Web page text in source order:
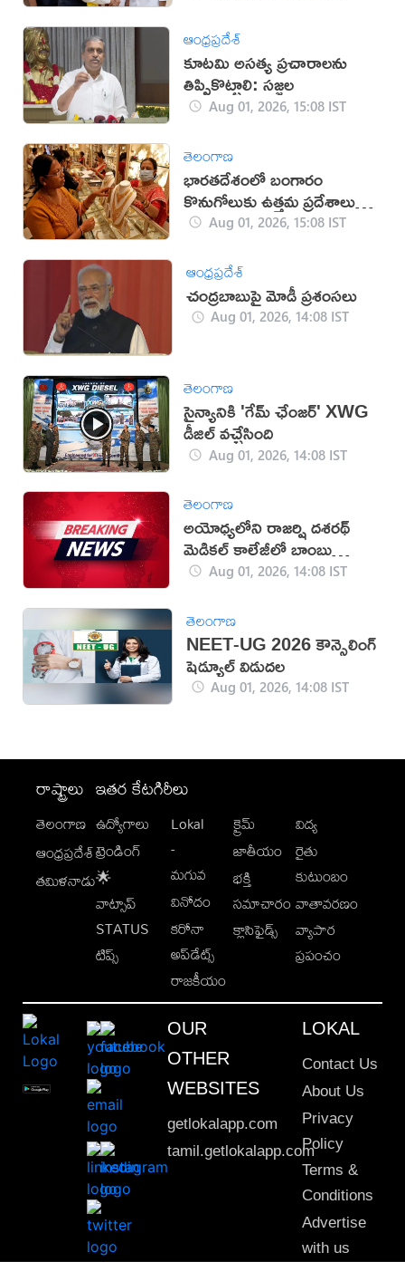
ఆంధ్రప్రదేశ్
కూటమి అసత్య ప్రచారాలను
తిప్పికొట్టాలి: సజ్జల
Aug 01, 2026, 15:08 IST
తెలంగాణ
భారతదేశంలో బంగారం
కొనుగోలుకు ఉత్తమ ప్రదేశాలు
ఇవే!Aug 01, 2026, 15:08 IST
ఆంధ్రప్రదేశ్
చంద్రబాబుపై మోడీ ప్రశంసలు
Aug 01, 2026, 14:08 IST
తెలంగాణ
సైన్యానికి 'గేమ్ ఛేంజర్' XWG
డీజిల్ వచ్చేసింది
Aug 01, 2026, 14:08 IST
తెలంగాణ
అయోధ్యలోని రాజర్షి దశరథ్‌
మెడికల్‌ కాలేజీలో బాంబు
తయారీ కలకలం
Aug 01, 2026, 14:08 IST
తెలంగాణ
NEET-UG 2026 కౌన్సెలింగ్
షెడ్యూల్ విడుదల
Aug 01, 2026, 14:08 IST
రాష్ట్రాలు
తెలంగాణ
ఆంధ్రప్రదేశ్
తమిళనాడు
ఇతర కేటగిరీలు
ఉద్యోగాలు
ట్రెండింగ్
🌟
వాట్సాప్
STATUS
టిప్స్
Lokal
-
మగువ
వినోదం
కరోనా
అప్‌డేట్స్
రాజకీయం
క్రైమ్
జాతీయం
భక్తి
సమాచారం
క్లాసిఫైడ్స్
విద్య
రైతు
కుటుంబం
వాతావరణం
వ్యాపార
ప్రపంచం
OUR
OTHER
WEBSITES
getlokalapp.com
tamil.getlokalapp.com
LOKAL
Contact Us
About Us
Privacy
Policy
Terms &
Conditions
Advertise
with us